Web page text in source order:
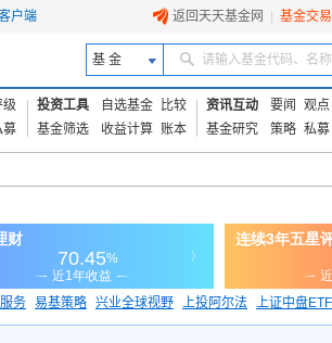
户端 返回天天基金网 基金交易
基 金 请输入基金代码、名
级
募
投资工具 自选基金
比较
基金筛选
收益计算 账本
资讯互动 要闻 观点
基金研究
策略 私募
务 易基策略 兴业全球视野 上投阿尔法 上证中盘ETF